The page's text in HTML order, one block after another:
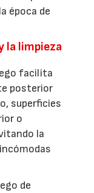
época de
la limpieza
facilita
posterior
superficies
o
la
de